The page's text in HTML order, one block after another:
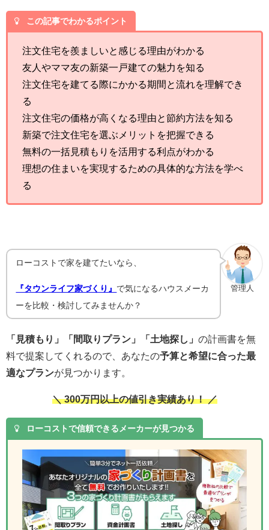
この記事でわかるポイント
注文住宅を羨ましいと感じる理由がわかる
友人やママ友の新築一戸建ての魅力を知る
注文住宅を建てる際にかかる期間と流れを理解でき
る
注文住宅の価格が高くなる理由と節約方法を知る
新築で注文住宅を選ぶメリットを把握できる
無料の一括見積もりを活用する利点がわかる
理想の住まいを実現するための具体的な方法を学べ
る
管理人
ローコストで家を建てたいなら、
『タウンライフ家づくり』 で気になるハウスメーカ
ーを比較・検討してみませんか？
「見積もり」「間取りプラン」「土地探し」 の計画書を無
料で提案してくれるので、あなたの予算と希望に合った最
適なプランが見つかります。
＼ 300万円以上の値引き実績あり！ ／
ローコストで信頼できるメーカーが見つかる